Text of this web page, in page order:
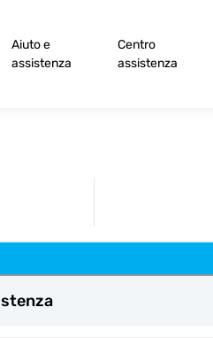
Aiuto e
assistenza
Centro
assistenza